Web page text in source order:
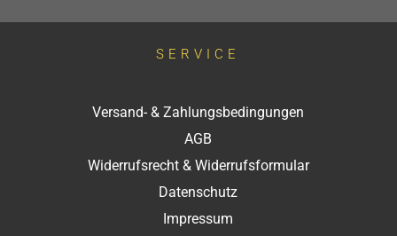
SERVICE
Versand- & Zahlungsbedingungen
AGB
Widerrufsrecht & Widerrufsformular
Datenschutz
Impressum